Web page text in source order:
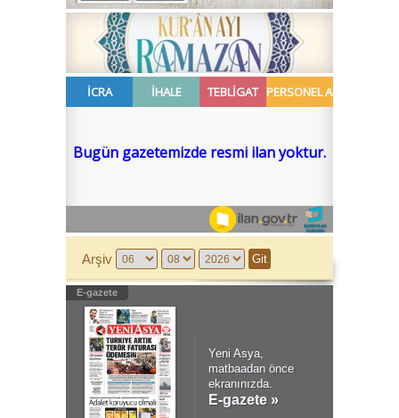
Arşiv
E-gazete
Yeni Asya,
matbaadan önce
ekranınızda.
E-gazete »